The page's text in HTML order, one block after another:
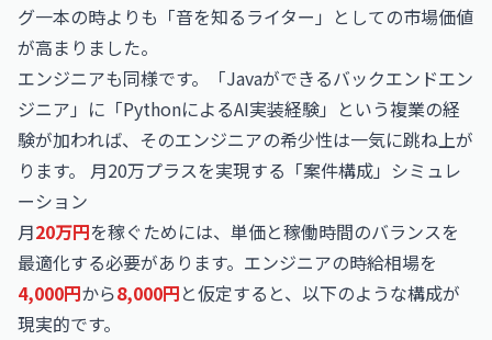
グ一本の時よりも「音を知るライター」としての市場価値
が高まりました。
エンジニアも同様です。「Javaができるバックエンドエン
ジニア」に「PythonによるAI実装経験」という複業の経
験が加われば、そのエンジニアの希少性は一気に跳ね上が
ります。 月20万プラスを実現する「案件構成」シミュレ
ーション
月20万円を稼ぐためには、単価と稼働時間のバランスを
最適化する必要があります。エンジニアの時給相場を
4,000円から8,000円と仮定すると、以下のような構成が
現実的です。